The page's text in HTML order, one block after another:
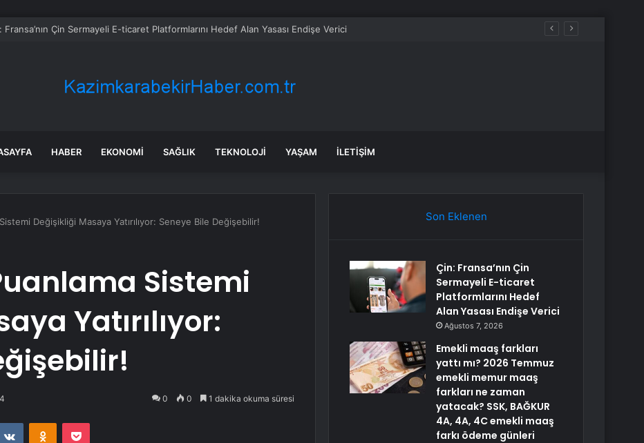
HABER EKONOMI SAĞLIK TEKNOLOJI YAŞAM İLETIŞIM
Değişikliği Masaya Yatırılıyor: Seneye Bile Değişebilir!
Sistemi
Yatırılıyor:
0 0 1 dakika okuma süresi
VKontakteOdnoklassniki
Pocket
Son Eklenen
Çin: Fransa’nın Çin
Sermayeli E-ticaret
Platformlarını Hedef
Alan Yasası Endişe Verici
Ağustos 7, 2026
Emekli maaş farkları
yattı mı? 2026 Temmuz
emekli memur maaş
farkları ne zaman
yatacak? SSK, BAĞKUR
4A, 4A, 4C emekli maaş
farkı ödeme günleri